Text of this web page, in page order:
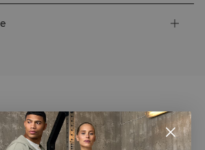
STYLE WITH